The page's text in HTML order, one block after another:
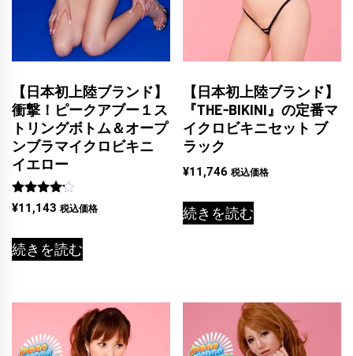
【日本初上陸ブランド】
衝撃！ピークアブー１ス
トリングボトム＆オープ
ンブラマイクロビキニ
イエロー
5段階中
4.00
¥11,143 税込価格
続きを読む
【日本初上陸ブランド】
『THE-BIKINI』の定番マ
イクロビキニセット ブ
ラック
¥11,746 税込価格
続きを読む